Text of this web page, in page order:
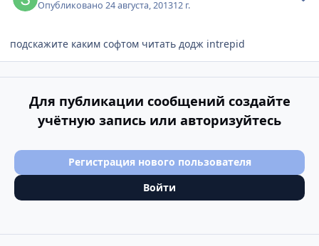
Опубликовано24 августа, 201312 г.
подскажите каким софтом читать додж intrepid
Для публикации сообщений создайте
учётную запись или авторизуйтесь
Регистрация нового пользователя
Войти